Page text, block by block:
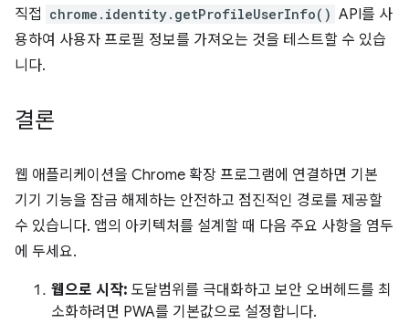
직접 chrome.identity.getProfileUserInfo() API를 사
용하여 사용자 프로필 정보를 가져오는 것을 테스트할 수 있습
니다.
결론
웹 애플리케이션을 Chrome 확장 프로그램에 연결하면 기본
기기 기능을 잠금 해제하는 안전하고 점진적인 경로를 제공할
수 있습니다. 앱의 아키텍처를 설계할 때 다음 주요 사항을 염두
에 두세요.
웹으로 시작: 도달범위를 극대화하고 보안 오버헤드를 최
소화하려면 PWA를 기본값으로 설정합니다.